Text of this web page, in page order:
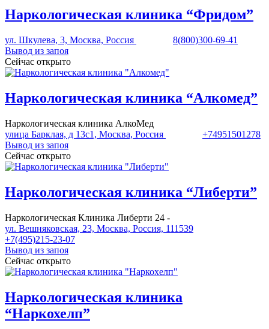
Наркологическая клиника “Фридом”
ул. Шкулева, 3, Москва, Россия
8(800)300-69-41
Вывод из запоя
Сейчас открыто
Наркологическая клиника “Алкомед”
Наркологическая клиника АлкоМед
улица Барклая, д 13с1, Москва, Россия
+74951501278
Вывод из запоя
Сейчас открыто
Наркологическая клиника “Либерти”
Наркологическая Клиника Либерти 24 -
ул. Вешняковская, 23, Москва, Россия, 111539
+7(495)215-23-07
Вывод из запоя
Сейчас открыто
Наркологическая клиника
“Наркохелп”